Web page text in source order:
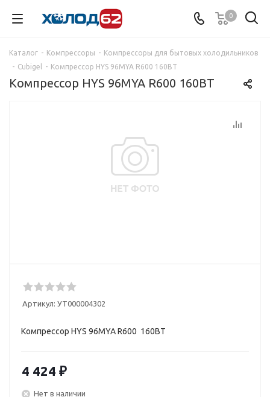
0
Каталог - Компрессоры - Компрессоры для бытовых холодильников
- Cubigel - Компрессор HYS 96MYA R600 160BT
Компрессор HYS 96MYA R600 160BT
Артикул: УТ000004302
Компрессор HYS 96MYA R600 160BT
4 424 ₽
Нет в наличии